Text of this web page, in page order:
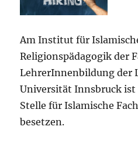
Am Institut für
Religionspädagogik der
LehrerInnenbildung der
Universität Innsbruck
Stelle für Islamische
besetzen.